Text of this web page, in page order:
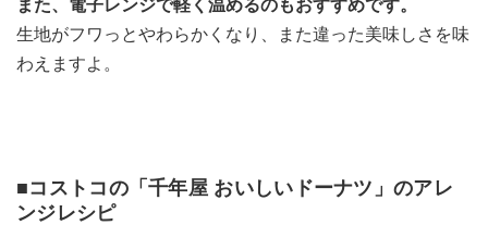
また、電子レンジで軽く温めるのもおすすめです。
生地がフワっとやわらかくなり、また違った美味しさを味
わえますよ。
■コストコの「千年屋 おいしいドーナツ」のアレ
ンジレシピ